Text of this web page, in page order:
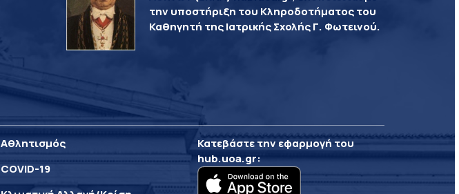
την υποστήριξη του Κληροδοτήματος του
Καθηγητή της Ιατρικής Σχολής Γ. Φωτεινού.
Αθλητισμός
COVID-19
Κατεβάστε την εφαρμογή του
hub.uoa.gr: